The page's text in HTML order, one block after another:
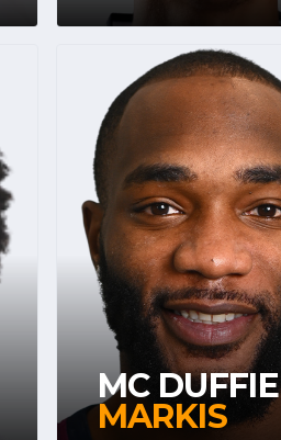
MC DUFFIE
MARKIS